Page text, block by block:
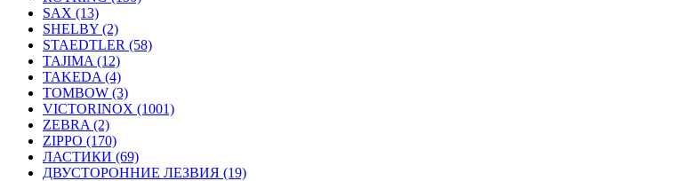
SAX (13)
SHELBY (2)
STAEDTLER (58)
TAJIMA (12)
TAKEDA (4)
TOMBOW (3)
VICTORINOX (1001)
ZEBRA (2)
ZIPPO (170)
ЛАСТИКИ (69)
ДВУСТОРОННИЕ ЛЕЗВИЯ (19)